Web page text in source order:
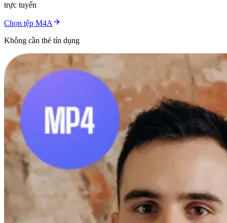
trực tuyến
Chọn tệp M4A
Không cần thẻ tín dụng